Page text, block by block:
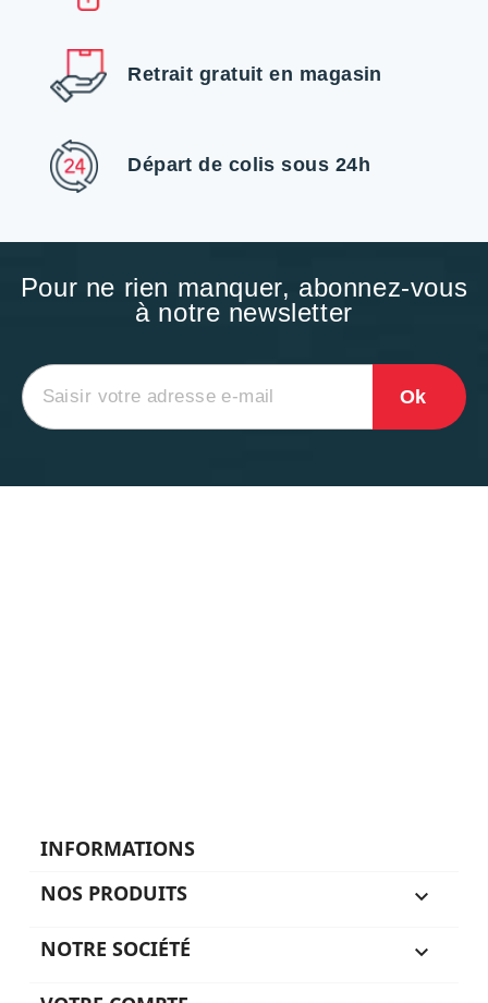
Retrait gratuit en magasin
Départ de colis sous 24h
Pour ne rien manquer, abonnez-vous
à notre newsletter
INFORMATIONS
NOS PRODUITS

NOTRE SOCIÉTÉ
